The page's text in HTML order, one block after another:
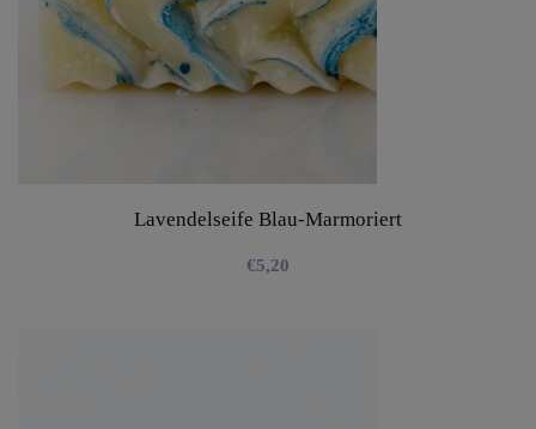
Lavendelseife Blau-Marmoriert
€5,20